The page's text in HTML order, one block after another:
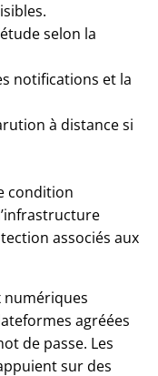
selon la
notifications et la
à distance si
condition
associés aux
numériques
agréées
de passe. Les
sur des